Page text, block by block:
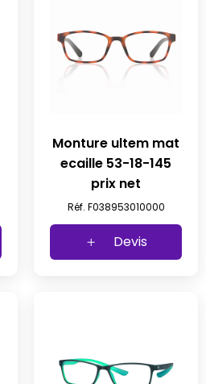
Monture ultem mat
ecaille 53-18-145
prix net
Réf. F038953010000
Devis